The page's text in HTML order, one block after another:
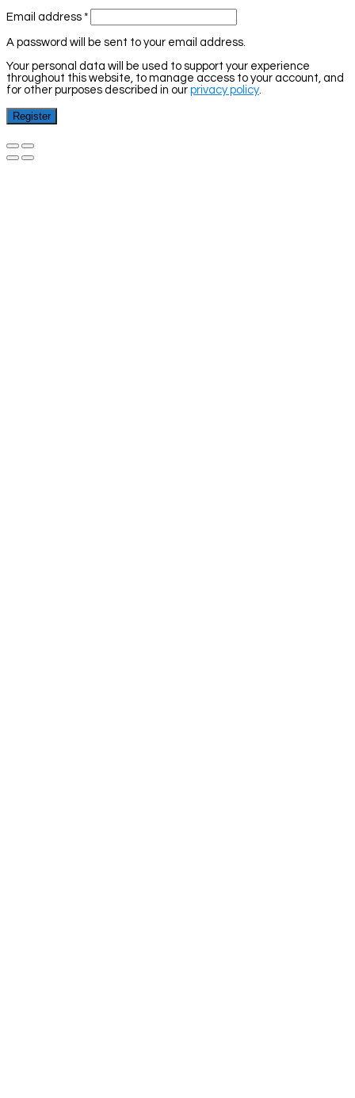
Email address *
A password will be sent to your email address.
Your personal data will be used to support your experience
throughout this website, to manage access to your account, and
for other purposes described in our privacy policy.
Register